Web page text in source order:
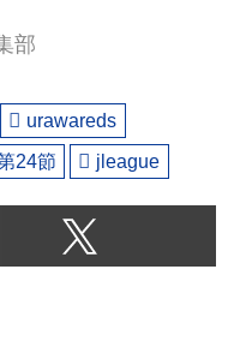
部
urawareds
24節 jleague